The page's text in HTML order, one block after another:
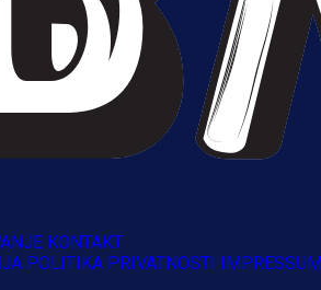
KONTAKT
POLITIKA PRIVATNOSTI
IMPRESSUM